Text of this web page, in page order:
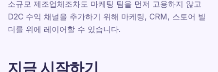
소규모 제조업체조차도 마케팅 팀을 먼저 고용하지 않고
D2C 수익 채널을 추가하기 위해 마케팅, CRM, 스토어 빌
더를 위에 레이어할 수 있습니다.
지금 시작하기